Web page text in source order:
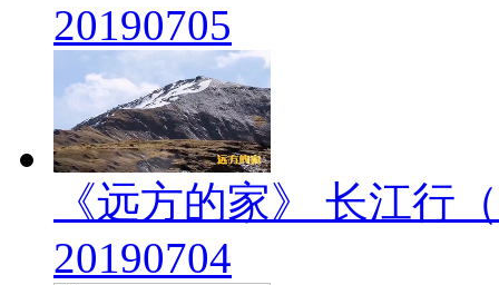
20190705
《远方的家》 长江行
20190704